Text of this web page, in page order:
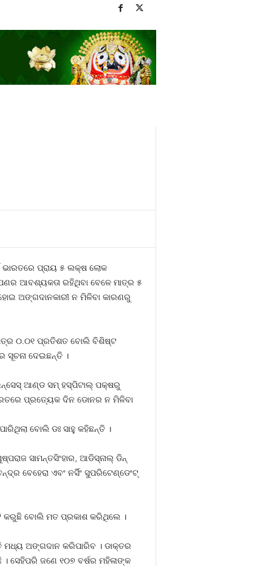
ପ୍ରାୟ ୫ ଲକ୍ଷ ଲୋକ
ଆବଶ୍ୟକତା ରହିଥିବା ବେଳେ ମାତ୍ର ୫
ଅଙ୍ଗଦାନକାରୀ ନ ମିଳିବା କାରଣରୁ
୦.୦୧ ପ୍ରତିଶତ ବୋଲି ବିଶିଷ୍ଟ
ସୂଚନା ଦେଇଛନ୍ତି ।
ଆଣ୍ଡ ସମ୍ ହସ୍ପିଟାଲ୍ ପକ୍ଷରୁ
ପ୍ରତ୍ୟେକ ଦିନ ଡୋନର ନ ମିଳିବା
ବୋଲି ଡଃ ସାହୁ କହିଛନ୍ତି ।
ସାମନ୍ତସିଂହାର, ଆଡିସ୍‌ନାଲ୍ ଡିନ୍
ବେହେରା ଏବଂ ନର୍ସିଂ ସୁପରିଟେଣ୍ଡେଂଟ୍
କରୁଛି ବୋଲି ମତ ପ୍ରକାଶ କରିଥିଲେ ।
ଅଙ୍ଗଦାନ କରିପାରିବ । ଡାକ୍ତର
ସେହିପରି ଜଣେ ୧୦୭ ବର୍ଷର ମହିଳାଙ୍କ